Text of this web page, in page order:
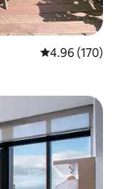
औसत रेटिंग 5 में से
4.96 (170)